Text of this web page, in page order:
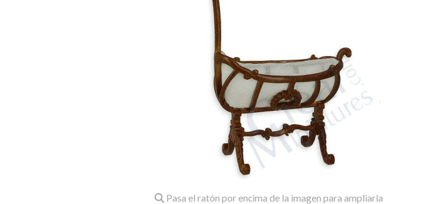
Pasa el ratón por encima de la imagen para ampliarla